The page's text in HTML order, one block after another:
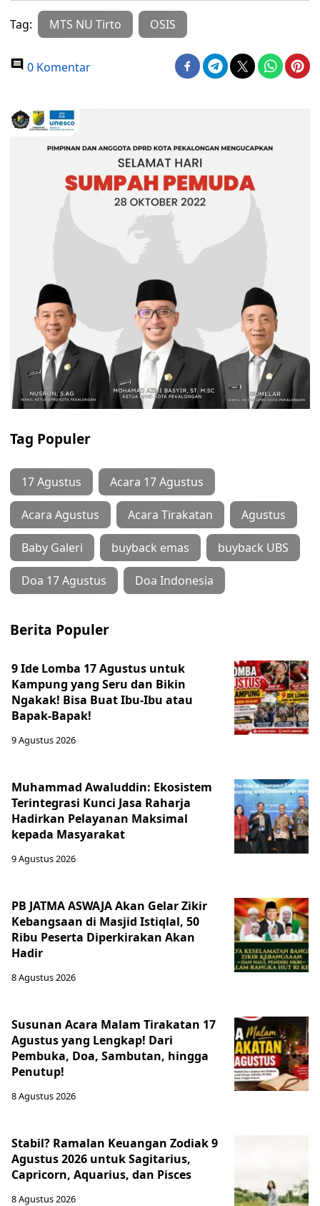
Tag: MTS NU Tirto OSIS
0 Komentar
Tag Populer
17 Agustus Acara 17 Agustus
Acara Agustus Acara Tirakatan Agustus
Baby Galeri buyback emas buyback UBS
Doa 17 Agustus Doa Indonesia
Berita Populer
9 Ide Lomba 17 Agustus untuk
Kampung yang Seru dan Bikin
Ngakak! Bisa Buat Ibu-Ibu atau
Bapak-Bapak!
9 Agustus 2026
Muhammad Awaluddin: Ekosistem
Terintegrasi Kunci Jasa Raharja
Hadirkan Pelayanan Maksimal
kepada Masyarakat
9 Agustus 2026
PB JATMA ASWAJA Akan Gelar Zikir
Kebangsaan di Masjid Istiqlal, 50
Ribu Peserta Diperkirakan Akan
Hadir
8 Agustus 2026
Susunan Acara Malam Tirakatan 17
Agustus yang Lengkap! Dari
Pembuka, Doa, Sambutan, hingga
Penutup!
8 Agustus 2026
Stabil? Ramalan Keuangan Zodiak 9
Agustus 2026 untuk Sagitarius,
Capricorn, Aquarius, dan Pisces
8 Agustus 2026